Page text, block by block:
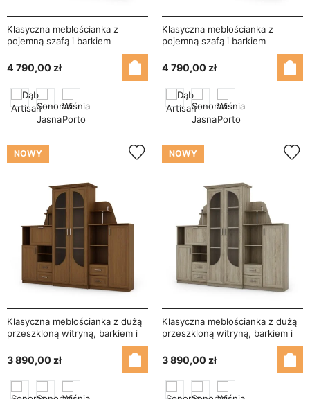
Klasyczna meblościanka z
pojemną szafą i barkiem
280×207 cm Sonoma Jasna –
MILO
4 790,00 zł
Klasyczna meblościanka z
pojemną szafą i barkiem
280×207 cm Dąb Artisan – MILO
4 790,00 zł
NOWY
Klasyczna meblościanka z dużą
przeszkloną witryną, barkiem i
bieliźniarką 240×207 cm Wiśnia
Porto – TEXAS
3 890,00 zł
NOWY
Klasyczna meblościanka z dużą
przeszkloną witryną, barkiem i
Sonoma Jasna – TEXAS
3 890,00 zł